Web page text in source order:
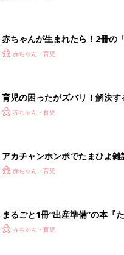
赤ちゃんが生まれたら！2冊の
ひよ」
赤ちゃん・育児
育児の困ったがズバリ！解決す
『ひよこクラブ 秋号』 4カ月
赤ちゃん・育児
アカチャンホンポでたまひよ雑
うとポイント10倍【期間限定】
赤ちゃん・育児
まるごと1冊“出産準備”の本『
クラブ 夏号』〈スペシャル大特
赤ちゃん・育児